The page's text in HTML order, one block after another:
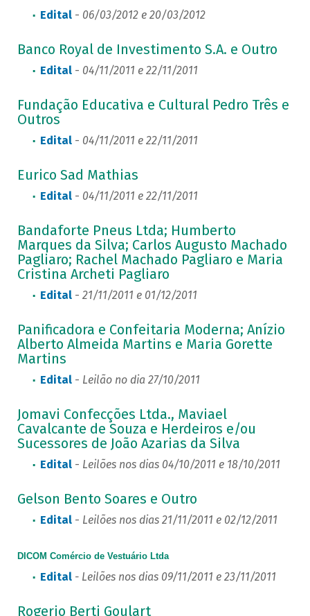
Edital- 06/03/2012 e 20/03/2012
Banco Royal de Investimento S.A. e Outro
Edital- 04/11/2011 e 22/11/2011
Fundação Educativa e Cultural Pedro Três e
Outros
Edital- 04/11/2011 e 22/11/2011
Eurico Sad Mathias
Edital- 04/11/2011 e 22/11/2011
Bandaforte Pneus Ltda; Humberto
Marques da Silva; Carlos Augusto Machado
Pagliaro; Rachel Machado Pagliaro e Maria
Cristina Archeti Pagliaro
Edital- 21/11/2011 e 01/12/2011
Panificadora e Confeitaria Moderna; Anízio
Alberto Almeida Martins e Maria Gorette
Martins
Edital- Leilão no dia 27/10/2011
Jomavi Confecções Ltda., Maviael
Cavalcante de Souza e Herdeiros e/ou
Sucessores de João Azarias da Silva
Edital- Leilões nos dias 04/10/2011 e 18/10/2011
Gelson Bento Soares e Outro
Edital- Leilões nos dias 21/11/2011 e 02/12/2011
DICOM Comércio de Vestuário Ltda
Edital - Leilões nos dias 09/11/2011 e 23/11/2011
Rogerio Berti Goulart